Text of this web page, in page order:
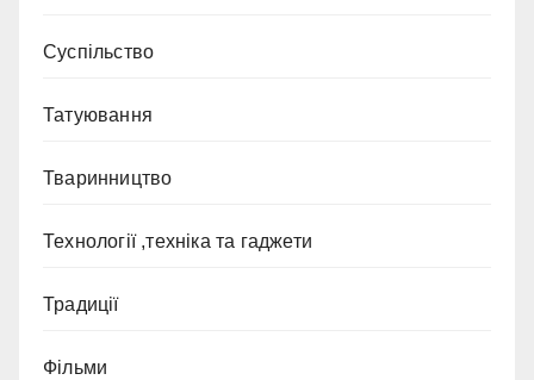
Суспільство
Татуювання
Тваринництво
Технології ,техніка та гаджети
Традиції
Фільми